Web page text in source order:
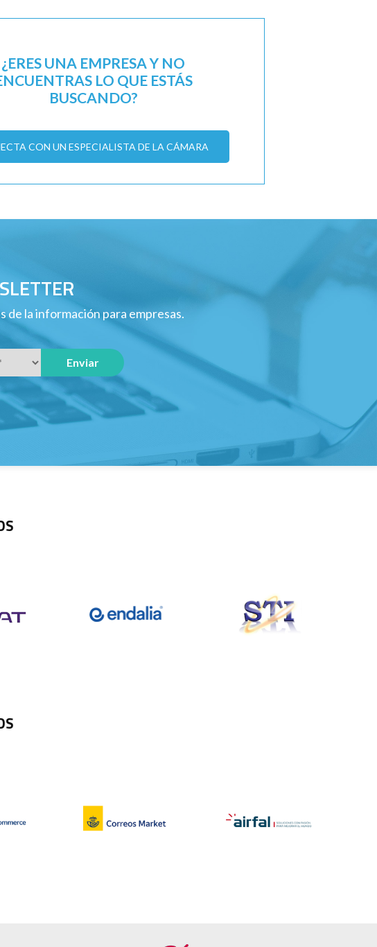
¿ERES UNA EMPRESA Y NO
LO QUE ESTÁS
BUSCANDO?
CON UN ESPECIALISTA DE LA CÁMARA
de la información para empresas.